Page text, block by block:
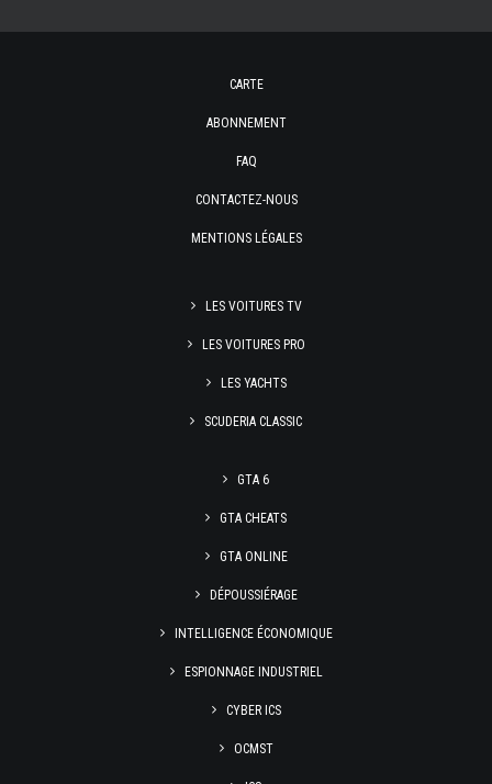
CARTE
ABONNEMENT
FAQ
CONTACTEZ-NOUS
MENTIONS LÉGALES
LES VOITURES TV
LES VOITURES PRO
LES YACHTS
SCUDERIA CLASSIC
GTA 6
GTA CHEATS
GTA ONLINE
DÉPOUSSIÉRAGE
INTELLIGENCE ÉCONOMIQUE
ESPIONNAGE INDUSTRIEL
CYBER ICS
OCMST